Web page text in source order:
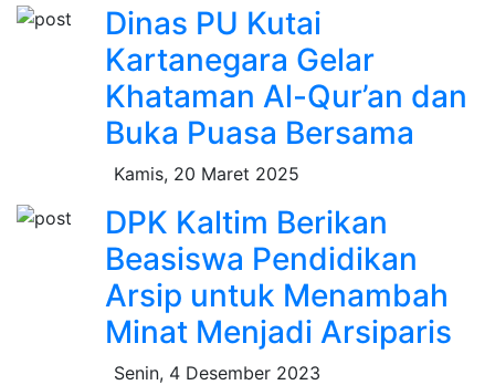
Dinas PU Kutai
Kartanegara Gelar
Khataman Al-Qur’an dan
Buka Puasa Bersama
Kamis, 20 Maret 2025
DPK Kaltim Berikan
Beasiswa Pendidikan
Arsip untuk Menambah
Minat Menjadi Arsiparis
Senin, 4 Desember 2023